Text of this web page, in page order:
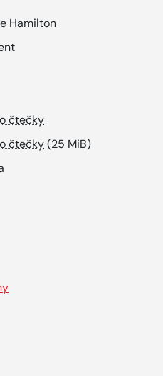
Hamilton
čtečky
čtečky(25 MiB)